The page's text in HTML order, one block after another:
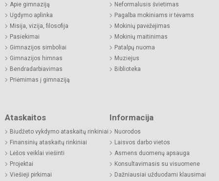
Apie gimnaziją
Ugdymo aplinka
Misija, vizija, filosofija
Pasiekimai
Gimnazijos simboliai
Gimnazijos himnas
Bendradarbiavimas
Priėmimas į gimnaziją
Neformalusis švietimas
Pagalba mokiniams ir tėvams
Mokinių pavėžėjimas
Mokinių maitinimas
Patalpų nuoma
Muziejus
Biblioteka
Ataskaitos
Biudžeto vykdymo ataskaitų rinkiniai
Finansinių ataskaitų rinkiniai
Lėšos veiklai viešinti
Projektai
Viešieji pirkimai
Informacija
Nuorodos
Laisvos darbo vietos
Asmens duomenų apsauga
Konsultavimasis su visuomene
Dažniausiai užduodami klausimai